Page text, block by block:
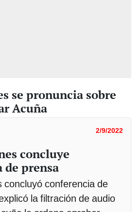
se pronuncia sobre
Acuña
2/9/2022
concluye
de prensa
concluyó conferencia de
la filtración de audio